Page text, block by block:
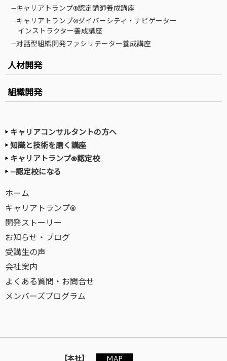
—キャリアトランプ®認定講師養成講座
—キャリアトランプ®ダイバーシティ・ナビゲーター
インストラクター養成講座
—対話型組織開発ファシリテーター養成講座
人材開発
組織開発
キャリアコンサルタントの方へ
知識と技術を磨く講座
キャリアトランプ®認定校
—認定校になる
ホーム
キャリアトランプ®
開発ストーリー
お知らせ・ブログ
受講生の声
会社案内
よくある質問・お問合せ
メンバーズプログラム
【本社】 MAP